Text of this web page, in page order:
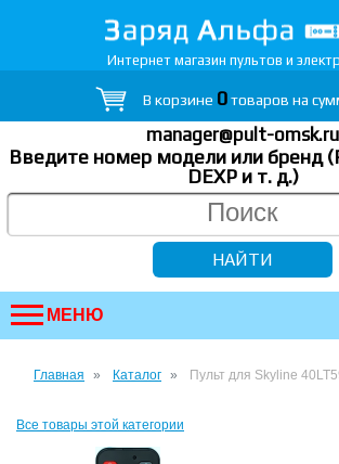
Интернет магазин пультов и
В корзине 0товаров на
manager@pult-omsk.ru
Введите номер модели или бренд
DEXP и т. д.)
МЕНЮ
Главная Каталог Пульт для Skyline
Все товары этой категории